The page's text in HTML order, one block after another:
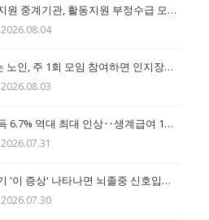
장애인 활동지원 중계기관, 활동지원 부정수급 모니터링 철저히 해야 (출처:에이블 뉴스)
2026.08.04
"운동 안 하는 노인, 주 1회 모임 참여하면 인지장애 위험 절반 낮아" (출처:에이블 뉴스)
2026.08.03
내년 중위소득 6.7% 역대 최대 인상‥생계급여 1인가구 87만원 (출처:에이블 뉴스)
2026.07.31
말하다 갑자기 '이 증상' 나타나면 뇌졸중 신호입니다 (출처:에이블 뉴스)
2026.07.30